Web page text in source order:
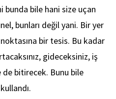
bunda bile hani size uçan
bunları değil yani. Bir yer
bir tesis. Bu kadar
gideceksiniz, iş
de bitirecek. Bunu bile